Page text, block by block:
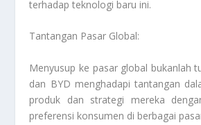
terhadap teknologi baru ini.
Tantangan Pasar Global:
Menyusup ke pasar global bukanlah
dan BYD menghadapi tantangan
produk dan strategi mereka
preferensi konsumen di berbagai